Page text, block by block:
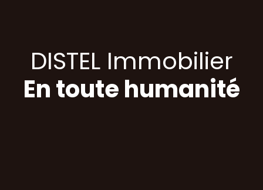
DISTEL Immobilier
En toute humanité